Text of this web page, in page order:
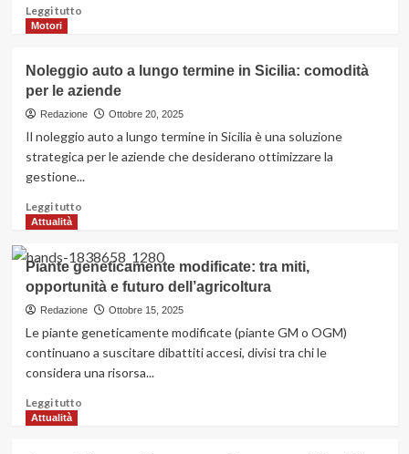
sé
Leggi tuttoLeggi
Che
cosa
sono
palliative
e
Motori
Noleggio auto a lungo termine in Sicilia: comodità
per le aziende
Redazione Ottobre 20, 2025
Il noleggio auto a lungo termine in Sicilia è una soluzione
strategica per le aziende che desiderano ottimizzare la
gestione...
Leggi tuttoLeggi
su
Noleggio
auto
a
termine
in
Sicilia:
Attualità
Piante geneticamente modificate: tra miti,
opportunità e futuro dell’agricoltura
Redazione Ottobre 15, 2025
Le piante geneticamente modificate (piante GM o OGM)
continuano a suscitare dibattiti accesi, divisi tra chi le
considera una risorsa...
Leggi tuttoLeggi
Attualità